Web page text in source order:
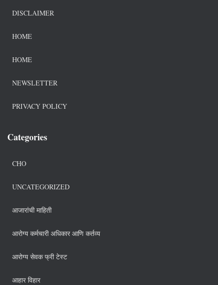
DISCLAIMER
HOME
HOME
NEWSLETTER
PRIVACY POLICY
Categories
CHO
UNCATEGORIZED
आजारांची माहिती
आरोग्य कर्मचारी अधिकार आणि कर्तव्य
आरोग्य सेवक फ्री टेस्ट
आहार विहार